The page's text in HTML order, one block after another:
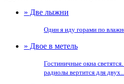
» Две лыжни
Один я иду горами по
» Двое в метель
Гостиничные окна
радиолы вертится для